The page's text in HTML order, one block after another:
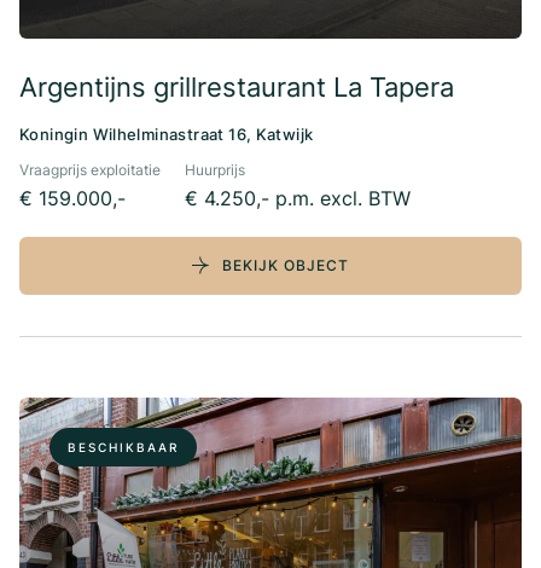
Argentijns grillrestaurant La Tapera
Koningin Wilhelminastraat 16, Katwijk
Vraagprijs exploitatie
€ 159.000,-
Huurprijs
€ 4.250,- p.m. excl. BTW
BEKIJK OBJECT
BESCHIKBAAR